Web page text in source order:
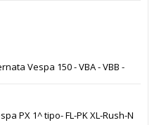
Vespa 150 - VBA - VBB -
PX 1^ tipo- FL-PK XL-Rush-N